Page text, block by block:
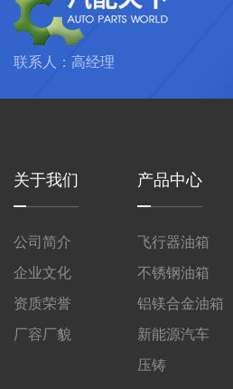
联系人：高经理
关于我们
公司简介
企业文化
资质荣誉
厂容厂貌
产品中心
飞行器油箱
不锈钢油箱
铝镁合金油箱
新能源汽车
压铸